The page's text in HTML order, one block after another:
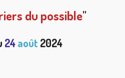
du possible"
24 août 2024